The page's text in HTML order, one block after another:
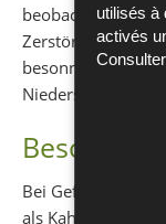
utilisés à
activés
beobachtet. Als
Zerstörung der
besonnter Wald-
Niederschläge
Bei Gefahr nimmt
als Kahnstellung